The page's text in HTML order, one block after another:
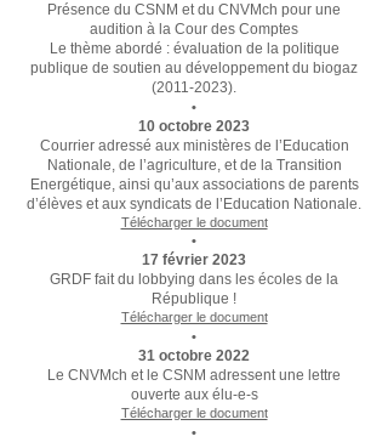
Présence du CSNM et du CNVMch pour une
audition à la Cour des Comptes
Le thème abordé : évaluation de la politique
publique de soutien au développement du biogaz
(2011-2023).
•
10 octobre 2023
Courrier adressé aux ministères de l’Education
Nationale, de l’agriculture, et de la Transition
Energétique, ainsi qu’aux associations de parents
d’élèves et aux syndicats de l’Education Nationale.
Télécharger le document
•
17 février 2023
GRDF fait du lobbying dans les écoles de la
République !
Télécharger le document
•
31 octobre 2022
Le CNVMch et le CSNM adressent une lettre
ouverte aux élu-e-s
Télécharger le document
•